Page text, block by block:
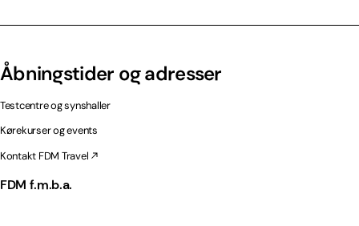
Åbningstider og adresser
Testcentre og synshaller
Kørekurser og events
Kontakt FDM Travel
FDM f.m.b.a.